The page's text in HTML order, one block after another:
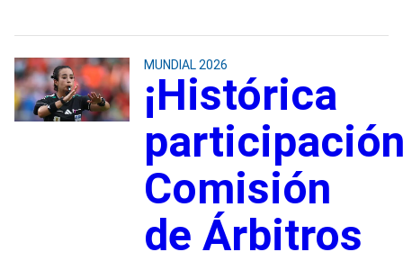
MUNDIAL 2026
¡Histórica
Comisión
de Árbitros